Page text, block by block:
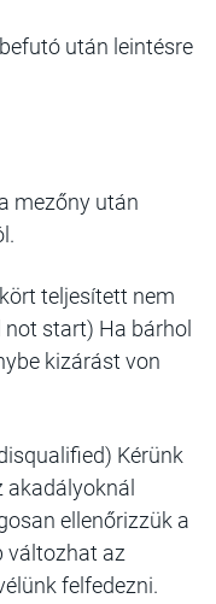
után leintésre
mezőny után
teljesített nem
start) Ha bárhol
kizárást von
Kérünk
akadályoknál
ellenőrizzük a
változhat az
felfedezni.